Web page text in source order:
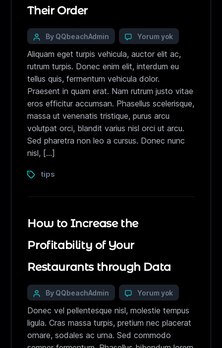
Their Order
By QQbeachAdmin Yorum yok
Aliquam eget turpis vehicula, auctor elit ac,
rutrum turpis. Donec enim elit, interdum eu
tellus quis, fermentum vehicula dolor.
Praesent in quam erat. Nam rutrum justo vitae
eros efficitur accumsan. Phasellus scelerisque,
massa ut venenatis tristique, purus arcu
volutpat orci, blandit varius nisl orci ut arcu.
Sed pharetra non leo a cursus. Donec nunc
nisl, […]
tips
How to Increase the
Profitability of Your
Restaurants through Data
By QQbeachAdmin Yorum yok
Donec vel pellentesque nisl, molestie tempus
ligula. Cras massa turpis, pretium nec placerat
ornare, sodales ac urna. Sed commodo